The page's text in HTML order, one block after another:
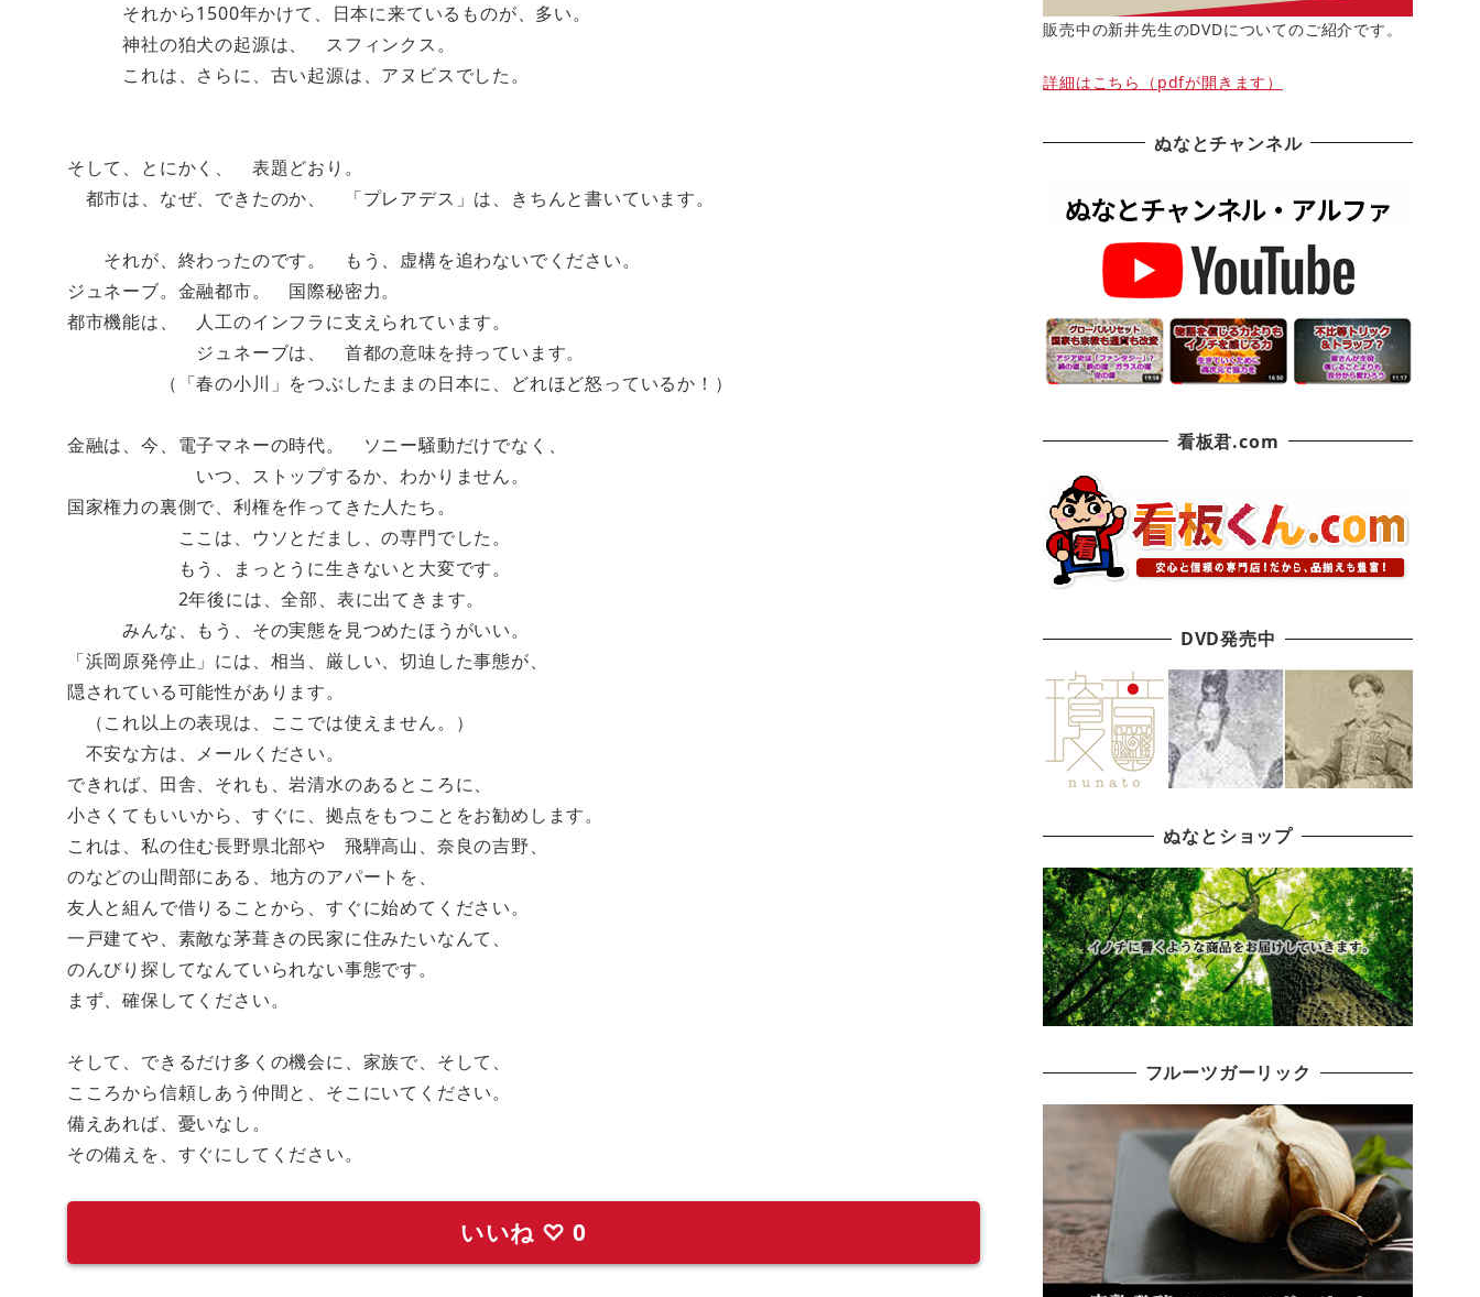
それから1500年かけて、日本に来ているものが、多い。
神社の狛犬の起源は、 スフィンクス。
これは、さらに、古い起源は、アヌビスでした。
そして、とにかく、 表題どおり。
都市は、なぜ、できたのか、 「プレアデス」は、きちんと書いています。
それが、終わったのです。 もう、虚構を追わないでください。
ジュネーブ。金融都市。 国際秘密力。
都市機能は、 人工のインフラに支えられています。
ジュネーブは、 首都の意味を持っています。
（「春の小川」をつぶしたままの日本に、どれほど怒っているか！）
金融は、今、電子マネーの時代。 ソニー騒動だけでなく、
いつ、ストップするか、わかりません。
国家権力の裏側で、利権を作ってきた人たち。
ここは、ウソとだまし、の専門でした。
もう、まっとうに生きないと大変です。
2年後には、全部、表に出てきます。
みんな、もう、その実態を見つめたほうがいい。
「浜岡原発停止」には、相当、厳しい、切迫した事態が、
隠されている可能性があります。
（これ以上の表現は、ここでは使えません。）
不安な方は、メールください。
できれば、田舎、それも、岩清水のあるところに、
小さくてもいいから、すぐに、拠点をもつことをお勧めします。
これは、私の住む長野県北部や 飛騨高山、奈良の吉野、
のなどの山間部にある、地方のアパートを、
友人と組んで借りることから、すぐに始めてください。
一戸建てや、素敵な茅葺きの民家に住みたいなんて、
のんびり探してなんていられない事態です。
まず、確保してください。
そして、できるだけ多くの機会に、家族で、そして、
こころから信頼しあう仲間と、そこにいてください。
備えあれば、憂いなし。
その備えを、すぐにしてください。
いいね ♡ 0
販売中の新井先生のDVDについてのご紹介です。
詳細はこちら（pdfが開きます）
ぬなとチャンネル
看板君.com
DVD発売中
ぬなとショップ
フルーツガーリック